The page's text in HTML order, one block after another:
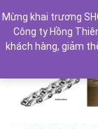
Previous
Mừng khai trương
Công ty Hồng
khách hàng, giảm